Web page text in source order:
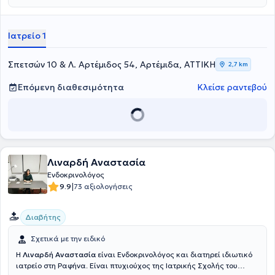
και Καποδιστριακού Πανεπιστημίου Αθηνών στο Γενικό Νοσοκομείο
συνέδρια, με στόχο τη συνεχή επιμόρφωση στο τομέα της ειδίκευσής
της και στο ιδιωτικό της ιατρείο παρέχει πλήθος υπηρεσιών,
Ιατρείο 1
Σπετσών 10 & Λ. Αρτέμιδος 54, Αρτέμιδα, ΑΤΤΙΚΗ 2,7 km
Επόμενη διαθεσιμότητα Κλείσε ραντεβού
Λιναρδή Αναστασία
Ενδοκρινολόγος
9.9|73 αξιολογήσεις
Διαβήτης
Σχετικά με την ειδικό
Η Λιναρδή Αναστασία είναι Ενδοκρινολόγος και διατηρεί ιδιωτικό
ιατρείο στη Ραφήνα. Είναι πτυχιούχος της Ιατρικής Σχολής του